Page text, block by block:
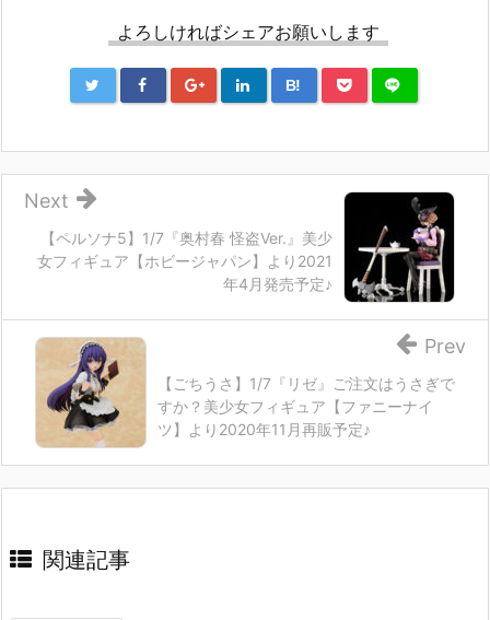
よろしければシェアお願いします
B!
【ペルソナ5】1/7『奥村春 怪盗Ver.』美少
女フィギュア【ホビージャパン】より2021
年4月発売予定♪
Next
【ごちうさ】1/7『リゼ』ご注文はうさぎで
すか？美少女フィギュア【ファニーナイ
ツ】より2020年11月再販予定♪
Prev
関連記事